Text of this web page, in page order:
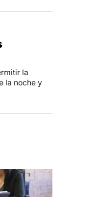
la
la noche y